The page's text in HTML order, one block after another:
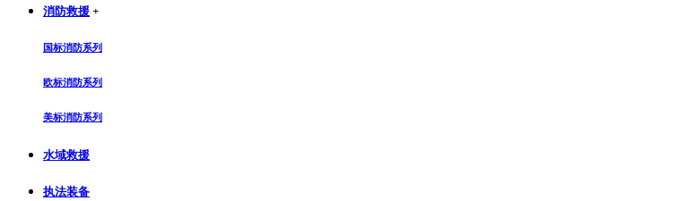
消防救援 +
国标消防系列
欧标消防系列
美标消防系列
水域救援
执法装备